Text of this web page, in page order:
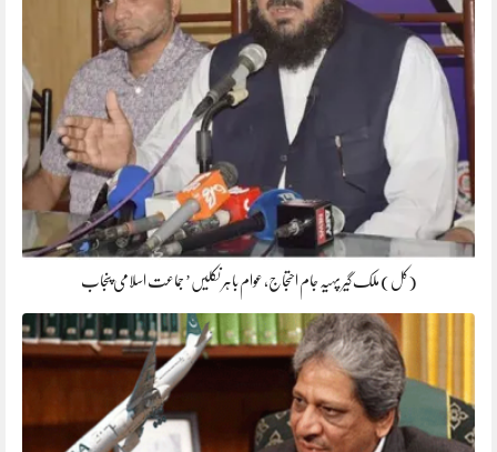
(کل) ملک گیر پہیہ جام احتجاج، عوام باہر نکلیں’ جماعت اسلامی پنجاب